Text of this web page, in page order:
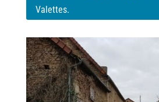
Valettes.